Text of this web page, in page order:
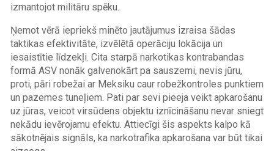
izmantojot militāru spēku.
Ņemot vērā iepriekš minēto jautājumus izraisa šādas
taktikas efektivitāte, izvēlētā operāciju lokācija un
iesaistītie līdzekļi. Cita starpā narkotikas kontrabandas
formā ASV nonāk galvenokārt pa sauszemi, nevis jūru,
proti, pāri robežai ar Meksiku caur robežkontroles punktiem
un pazemes tuneļiem. Pati par sevi pieeja veikt apkarošanu
uz jūras, veicot virsūdens objektu iznīcināšanu nevar sniegt
nekādu ievērojamu efektu. Attiecīgi šis aspekts kalpo kā
sākotnējais signāls, ka narkotrafika apkarošana var būt tikai